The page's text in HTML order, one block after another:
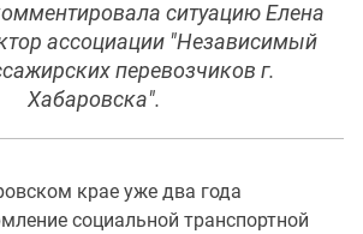
ситуацию Елена
ассоциации "Независимый
перевозчиков г.
Хабаровска".
крае уже два года
социальной транспортной